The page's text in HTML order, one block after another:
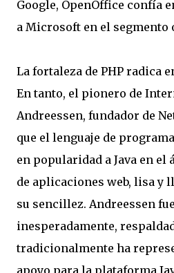
Google, OpenOffice confía
a Microsoft en el segmento
La fortaleza de PHP radica
En tanto, el pionero de
Andreessen, fundador de
que el lenguaje de
en popularidad a Java en
de aplicaciones web, lisa y
su sencillez. Andreessen
inesperadamente,
tradicionalmente ha
apoyo para la plataforma